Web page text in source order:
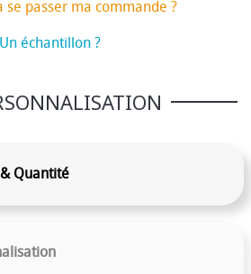
se passer ma commande ?
Un échantillon ?
Quantité